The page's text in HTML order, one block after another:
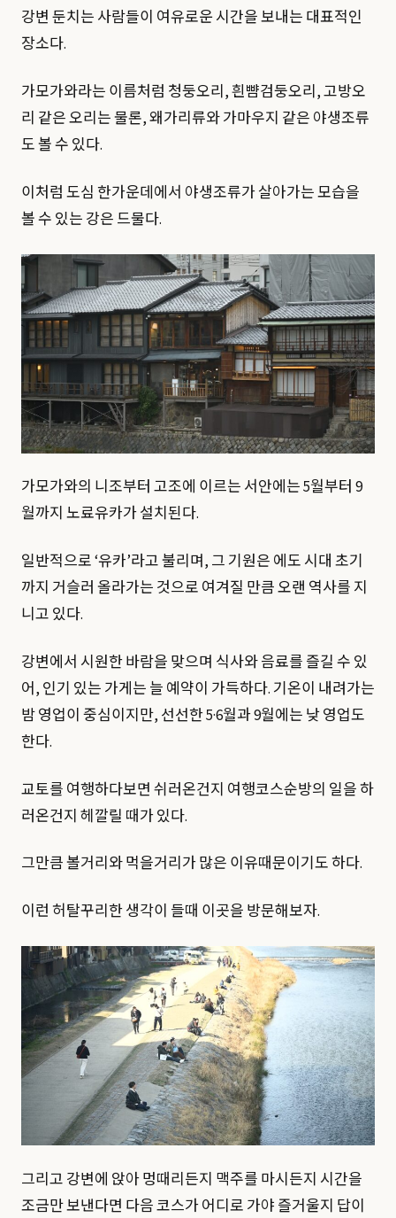
강변 둔치는 사람들이 여유로운 시간을 보내는 대표적인
장소다.
가모가와라는 이름처럼 청둥오리, 흰뺨검둥오리, 고방오
리 같은 오리는 물론, 왜가리류와 가마우지 같은 야생조류
도 볼 수 있다.
이처럼 도심 한가운데에서 야생조류가 살아가는 모습을
볼 수 있는 강은 드물다.
가모가와의 니조부터 고조에 이르는 서안에는 5월부터 9
월까지 노료유카가 설치된다.
일반적으로 ‘유카’라고 불리며, 그 기원은 에도 시대 초기
까지 거슬러 올라가는 것으로 여겨질 만큼 오랜 역사를 지
니고 있다.
강변에서 시원한 바람을 맞으며 식사와 음료를 즐길 수 있
어, 인기 있는 가게는 늘 예약이 가득하다. 기온이 내려가는
밤 영업이 중심이지만, 선선한 5·6월과 9월에는 낮 영업도
한다.
교토를 여행하다보면 쉬러온건지 여행코스순방의 일을 하
러온건지 헤깔릴 때가 있다.
그만큼 볼거리와 먹을거리가 많은 이유때문이기도 하다.
이런 허탈꾸리한 생각이 들때 이곳을 방문해보자.
그리고 강변에 앉아 멍때리든지 맥주를 마시든지 시간을
조금만 보낸다면 다음 코스가 어디로 가야 즐거울지 답이